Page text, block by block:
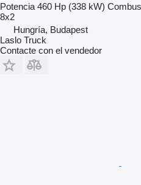
Potencia 460 Hp (338 kW)
8x2
Hungría, Budapest
Laslo Truck
Contacte con el vendedor